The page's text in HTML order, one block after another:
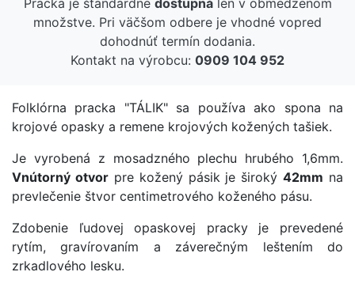
napodobovať odev vládnucej triedy. Predbežne presne
nevieme, kedy a ako filigrán zľudovel. Zdá sa, že došlo
k tomu až na prelome 19. a 20. storočia i neskôr. V
niektorých krajoch ostali ľudia, až kým neodložili
tradičný kroj, verní odlievaným a tepaným šperkom,
inde jednoznačne prevládol filigrán, na ktorom sa
šperky sú naozaj z prvotriedneho filigránu, iné sú
pomerne hrubé.
množstve. Pri väčšom odbere je vhodné vopred
dohodnúť termín dodania.
Kontakt na výrobcu: 0909 104 952
Folklórna pracka "TÁLIK" sa používa ako spona na
krojové opasky a remene krojových kožených tašiek.
Je vyrobená z mosadzného plechu hrubého 1,6mm.
Vnútorný otvorpre kožený pásik je široký42mm na
prevlečenie štvor centimetrového koženého pásu.
Zdobenie ľudovej opaskovej pracky je prevedené
rytím, gravírovaním a záverečným leštením do
zrkadlového lesku.